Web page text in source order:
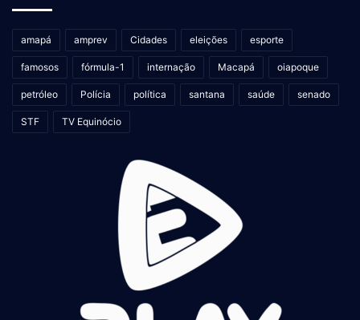
amapá amprev Cidades eleições esporte
famosos fórmula-1 internação Macapá oiapoque
petróleo Polícia política santana saúde senado
STF TV Equinócio